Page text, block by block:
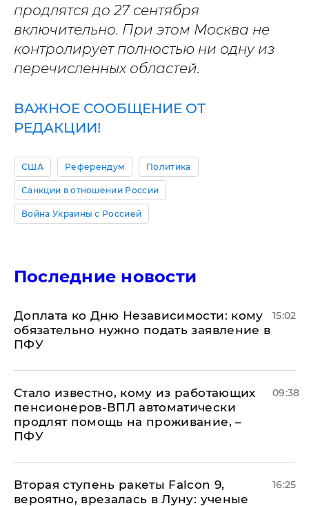
продлятся до 27 сентября
включительно. При этом Москва не
контролирует полностью ни одну из
перечисленных областей.
ВАЖНОЕ СООБЩЕНИЕ ОТ
РЕДАКЦИИ!
США Референдум Политика
Санкции в отношении России
Война Украины с Россией
Последние новости
Доплата ко Дню Независимости: кому
обязательно нужно подать заявление в
ПФУ
15:02
Стало известно, кому из работающих
пенсионеров-ВПЛ автоматически
продлят помощь на проживание, –
ПФУ
09:38
Вторая ступень ракеты Falcon 9,
вероятно, врезалась в Луну: ученые
16:25